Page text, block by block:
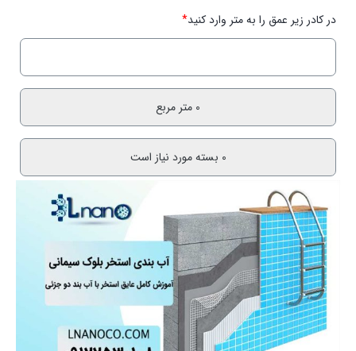
در کادر زیر عمق را به متر وارد کنید*